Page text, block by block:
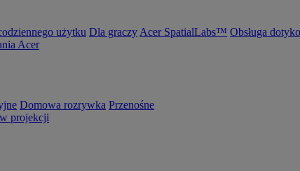
użytku Dla graczy Acer SpatialLabs™ Obsługa
Acer
Domowa rozrywka Przenośne
projekcji